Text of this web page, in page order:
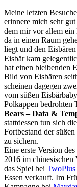
Meine letzten
erinnere mich sehr
dem mir vor allem
da in einen Raum
liegt und den
Eisbär kam
hat einen bleibenden
Bild von Eisbären
scheinen dagegen
vom süßen
Polkappen bedrohten
Bears – Data &
stattdessen tun sich
Fortbestand der
zu sichern.
Eine erste Version
2016 im
das Spiel bei TwoPlus
Essen verkauft. Im